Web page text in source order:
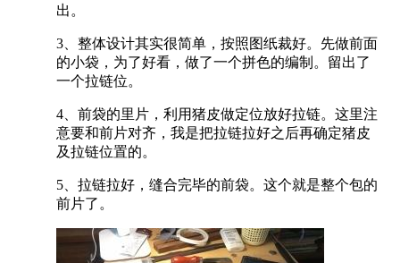
出。
3、整体设计其实很简单，按照图纸裁好。先做前面
的小袋，为了好看，做了一个拼色的编制。留出了
一个拉链位。
4、前袋的里片，利用猪皮做定位放好拉链。这里注
意要和前片对齐，我是把拉链拉好之后再确定猪皮
及拉链位置的。
5、拉链拉好，缝合完毕的前袋。这个就是整个包的
前片了。